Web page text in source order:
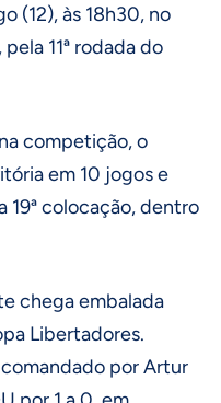
(12), às 18h30, no
11ª rodada do
competição, o
em 10 jogos e
colocação, dentro
chega embalada
Libertadores.
por Artur